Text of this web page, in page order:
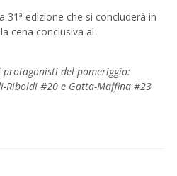
31ª edizione che si concluderà in
cena conclusiva al
del pomeriggio:
Riboldi #20 e Gatta-Maffina #23